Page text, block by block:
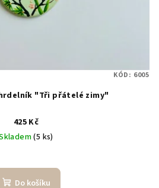
"Tři přátelé zimy"
425 Kč
(5 ks)
Do košíku
KÓD: 6005